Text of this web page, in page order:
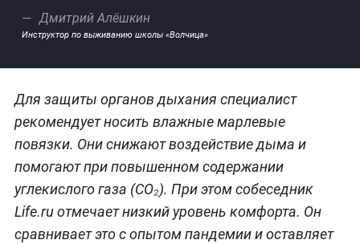
Дмитрий Алёшкин
Инструктор по выживанию школы «Волчица»
Для защиты органов дыхания специалист
рекомендует носить влажные марлевые
повязки. Они снижают воздействие дыма и
помогают при повышенном содержании
углекислого газа (CO₂). При этом собеседник
Life.ru отмечает низкий уровень комфорта. Он
сравнивает это с опытом пандемии и оставляет